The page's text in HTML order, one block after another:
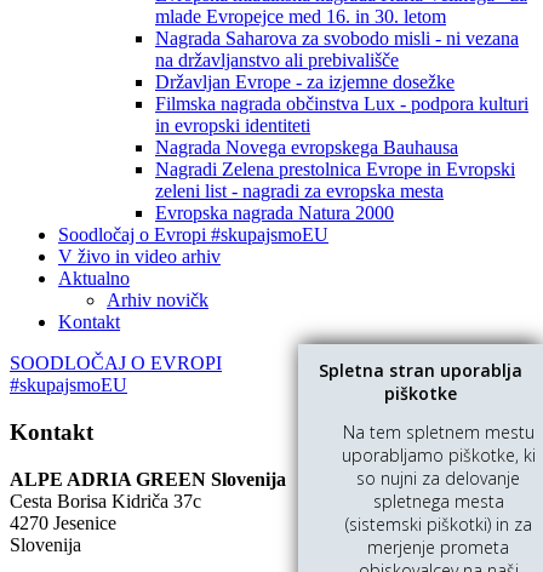
Spletna stran uporablja
piškotke
Na tem spletnem mestu
uporabljamo piškotke, ki
so nujni za delovanje
spletnega mesta
(sistemski piškotki) in za
merjenje prometa
mlade Evropejce med 16. in 30. letom
Nagrada Saharova za svobodo misli - ni vezana
na državljanstvo ali prebivališče
Državljan Evrope - za izjemne dosežke
Filmska nagrada občinstva Lux - podpora kulturi
in evropski identiteti
Nagrada Novega evropskega Bauhausa
Nagradi Zelena prestolnica Evrope in Evropski
zeleni list - nagradi za evropska mesta
Evropska nagrada Natura 2000
Soodločaj o Evropi #skupajsmoEU
V živo in video arhiv
Aktualno
Arhiv novičk
Kontakt
SOODLOČAJ O EVROPI
#skupajsmoEU
Kontakt
ALPE ADRIA GREEN Slovenija
Cesta Borisa Kidriča 37c
4270 Jesenice
Slovenija